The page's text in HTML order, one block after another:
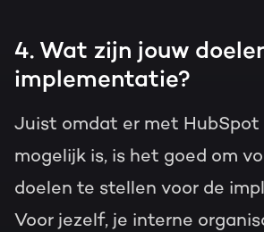
4. Wat zijn jouw
implementatie?
Juist omdat er met HubSpot
mogelijk is, is het goed om
doelen te stellen voor de
Voor jezelf, je interne